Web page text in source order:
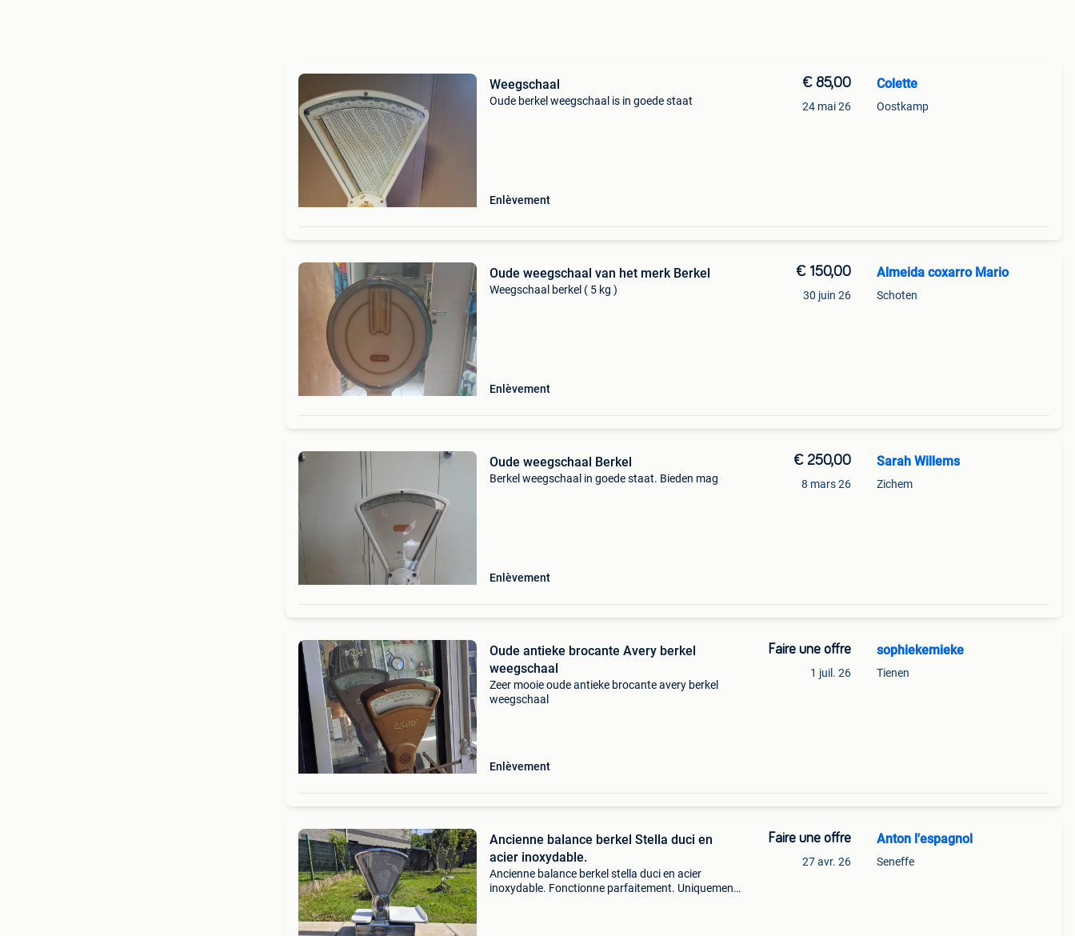
Weegschaal
Oude berkel weegschaal is in goede staat
Enlèvement
€ 85,00
24 mai 26
Colette
Oostkamp
Oude weegschaal van het merk Berkel
Weegschaal berkel ( 5 kg )
Enlèvement
€ 150,00
30 juin 26
Almeida coxarro Mario
Schoten
Oude weegschaal Berkel
Berkel weegschaal in goede staat. Bieden mag
Enlèvement
€ 250,00
8 mars 26
Sarah Willems
Zichem
Oude antieke brocante Avery berkel
weegschaal
Zeer mooie oude antieke brocante avery berkel
weegschaal
Enlèvement
Faire une offre
1 juil. 26
sophiekemieke
Tienen
Ancienne balance berkel Stella duci en
acier inoxydable.
Ancienne balance berkel stella duci en acier
inoxydable. Fonctionne parfaitement. Uniquement
Faire une offre
27 avr. 26
Anton l'espagnol
Seneffe